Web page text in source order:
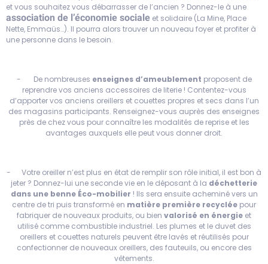
et vous souhaitez vous débarrasser de l’ancien ? Donnez-le à une
association de l’économie sociale et solidaire (La Mine, Place
Nette, Emmaüs…). Il pourra alors trouver un nouveau foyer et profiter à
une personne dans le besoin.
- De nombreuses enseignes d’ameublement proposent de
reprendre vos anciens accessoires de literie ! Contentez-vous
d’apporter vos anciens oreillers et couettes propres et secs dans l’un
des magasins participants. Renseignez-vous auprès des enseignes
près de chez vous pour connaître les modalités de reprise et les
avantages auxquels elle peut vous donner droit.
- Votre oreiller n’est plus en état de remplir son rôle initial, il est bon à
jeter ? Donnez-lui une seconde vie en le déposant à la déchetterie
dans une benne Éco-mobilier ! Ils sera ensuite acheminé vers un
centre de tri puis transformé en matière première recyclée pour
fabriquer de nouveaux produits, ou bien valorisé en énergie et
utilisé comme combustible industriel. Les plumes et le duvet des
oreillers et couettes naturels peuvent être lavés et réutilisés pour
confectionner de nouveaux oreillers, des fauteuils, ou encore des
vêtements.